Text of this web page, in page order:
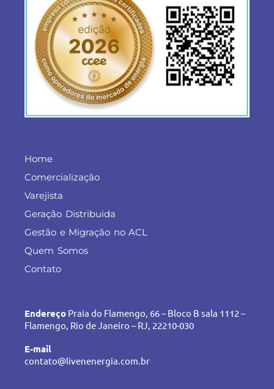
Home
Comercialização
Varejista
Geração Distribuida
Gestão e Migração no ACL
Quem Somos
Contato
Endereço Praia do Flamengo, 66 – Bloco B sala 1112 –
Flamengo, Rio de Janeiro – RJ, 22210-030
E-mail
contato@livenenergia.com.br